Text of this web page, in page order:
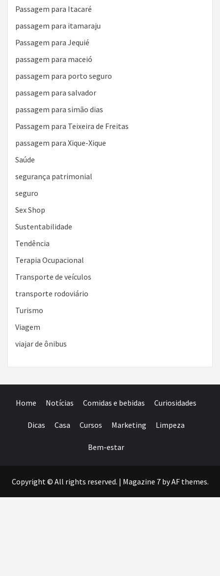
Passagem para Itacaré
passagem para itamaraju
Passagem para Jequié
passagem para maceió
passagem para porto seguro
passagem para salvador
passagem para simão dias
Passagem para Teixeira de Freitas
passagem para Xique-Xique
Saúde
segurança patrimonial
seguro
Sex Shop
Sustentabilidade
Tendência
Terapia Ocupacional
Transporte de veículos
transporte rodoviário
Turismo
Viagem
viajar de ônibus
Home Notícias Comidas e bebidas Curiosidades
Dicas Casa Cursos Marketing Limpeza
Bem-estar
Copyright © All rights reserved. | Magazine 7by AF themes.